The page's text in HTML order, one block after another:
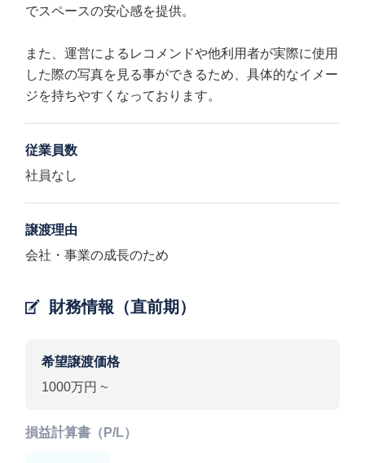
でスペースの安心感を提供。
また、運営によるレコメンドや他利用者が実際に使用
した際の写真を見る事ができるため、具体的なイメー
ジを持ちやすくなっております。
従業員数
社員なし
譲渡理由
会社・事業の成長のため
財務情報（直前期）
希望譲渡価格
1000万円 ~
損益計算書（P/L）